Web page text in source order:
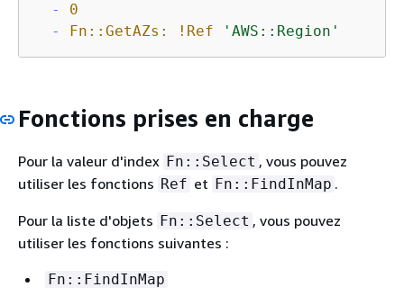
-
0
-
Fn::GetAZs: !Ref 'AWS::Region'
Fonctions prises en charge
Pour la valeur d'index Fn::Select , vous pouvez
utiliser les fonctions Ref et Fn::FindInMap .
Pour la liste d'objets Fn::Select , vous pouvez
utiliser les fonctions suivantes :
Fn::FindInMap